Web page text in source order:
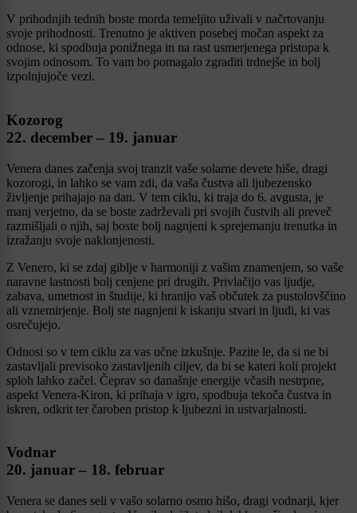
V prihodnjih tednih boste morda temeljito uživali v načrtovanju
svoje prihodnosti. Trenutno je aktiven posebej močan aspekt za
odnose, ki spodbuja ponižnega in na rast usmerjenega pristopa k
svojim odnosom. To vam bo pomagalo zgraditi trdnejše in bolj
izpolnjujoče vezi.
Kozorog
22. december – 19. januar
Venera danes začenja svoj tranzit vaše solarne devete hiše, dragi
kozorogi, in lahko se vam zdi, da vaša čustva ali ljubezensko
življenje prihajajo na dan. V tem ciklu, ki traja do 6. avgusta, je
manj verjetno, da se boste zadrževali pri svojih čustvih ali preveč
razmišljali o njih, saj boste bolj nagnjeni k sprejemanju trenutka in
izražanju svoje naklonjenosti.
Z Venero, ki se zdaj giblje v harmoniji z vašim znamenjem, so vaše
naravne lastnosti bolj cenjene pri drugih. Privlačijo vas ljudje,
zabava, umetnost in študije, ki hranijo vaš občutek za pustolovščino
ali vznemirjenje. Bolj ste nagnjeni k iskanju stvari in ljudi, ki vas
osrečujejo.
Odnosi so v tem ciklu za vas učne izkušnje. Pazite le, da si ne bi
zastavljali previsoko zastavljenih ciljev, da bi se kateri koli projekt
sploh lahko začel. Čeprav so današnje energije včasih nestrpne,
aspekt Venera-Kiron, ki prihaja v igro, spodbuja tekoča čustva in
iskren, odkrit ter čaroben pristop k ljubezni in ustvarjalnosti.
Vodnar
20. januar – 18. februar
Venera se danes seli v vašo solarno osmo hišo, dragi vodnarji, kjer